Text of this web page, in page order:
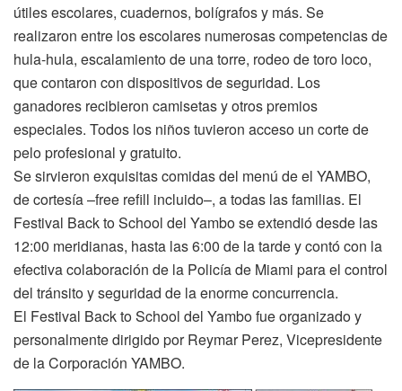
útiles escolares, cuadernos, bolígrafos y más. Se
realizaron entre los escolares numerosas competencias de
hula-hula, escalamiento de una torre, rodeo de toro loco,
que contaron con dispositivos de seguridad. Los
ganadores recibieron camisetas y otros premios
especiales. Todos los niños tuvieron acceso un corte de
pelo profesional y gratuito.
Se sirvieron exquisitas comidas del menú de el YAMBO,
de cortesía –free refill incluido–, a todas las familias. El
Festival Back to School del Yambo se extendió desde las
12:00 meridianas, hasta las 6:00 de la tarde y contó con la
efectiva colaboración de la Policía de Miami para el control
del tránsito y seguridad de la enorme concurrencia.
El Festival Back to School del Yambo fue organizado y
personalmente dirigido por Reymar Perez, Vicepresidente
de la Corporación YAMBO.